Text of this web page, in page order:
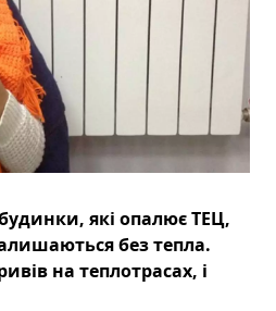
які опалює ТЕЦ,
без тепла.
на теплотрасах, і